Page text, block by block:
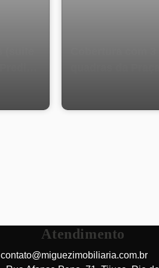
Atendimento
contato@miguezimobiliaria.com.br